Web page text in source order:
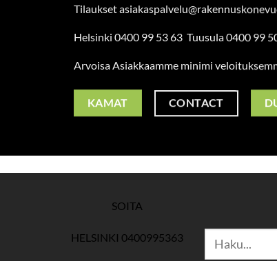
Tilaukset
Helsinki 0400 99 53 63 Tuusula 0400 99
Arvoisa Asiakkaamme minimi
KAMAT CONTACT
SOITA
HELSINKI 0400995363 Etsi: